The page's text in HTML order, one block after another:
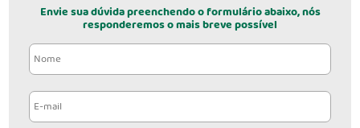
Envie sua dúvida preenchendo o formulário abaixo, nós
responderemos o mais breve possível